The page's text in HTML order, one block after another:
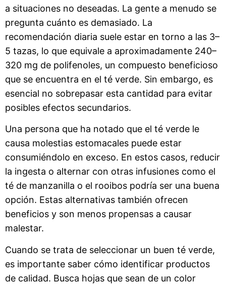
a situaciones no deseadas. La gente a menudo se
pregunta cuánto es demasiado. La
recomendación diaria suele estar en torno a las 3–
5 tazas, lo que equivale a aproximadamente 240–
320 mg de polifenoles, un compuesto beneficioso
que se encuentra en el té verde. Sin embargo, es
esencial no sobrepasar esta cantidad para evitar
posibles efectos secundarios.
Una persona que ha notado que el té verde le
causa molestias estomacales puede estar
consumiéndolo en exceso. En estos casos, reducir
la ingesta o alternar con otras infusiones como el
té de manzanilla o el rooibos podría ser una buena
opción. Estas alternativas también ofrecen
beneficios y son menos propensas a causar
malestar.
Cuando se trata de seleccionar un buen té verde,
es importante saber cómo identificar productos
de calidad. Busca hojas que sean de un color